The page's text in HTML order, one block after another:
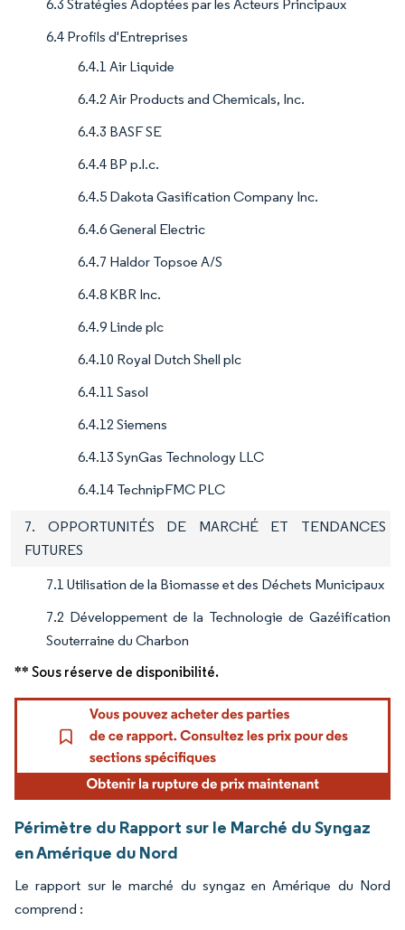
6.3 Stratégies Adoptées par les Acteurs Principaux
6.4 Profils d'Entreprises
6.4.1 Air Liquide
6.4.2 Air Products and Chemicals, Inc.
6.4.3 BASF SE
6.4.4 BP p.l.c.
6.4.5 Dakota Gasification Company Inc.
6.4.6 General Electric
6.4.7 Haldor Topsoe A/S
6.4.8 KBR Inc.
6.4.9 Linde plc
6.4.10 Royal Dutch Shell plc
6.4.11 Sasol
6.4.12 Siemens
6.4.13 SynGas Technology LLC
6.4.14 TechnipFMC PLC
7. OPPORTUNITÉS DE MARCHÉ ET TENDANCES
FUTURES
7.1 Utilisation de la Biomasse et des Déchets Municipaux
7.2 Développement de la Technologie de Gazéification
Souterraine du Charbon
** Sous réserve de disponibilité.
Périmètre du Rapport sur le Marché du Syngaz
en Amérique du Nord
Le rapport sur le marché du syngaz en Amérique du Nord
comprend :